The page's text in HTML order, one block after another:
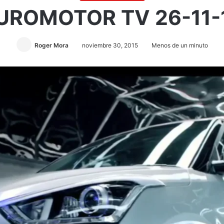
TV 26-
Roger Mora noviembre 30, 2015 Menos de un minuto